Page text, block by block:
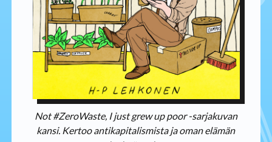
Not #ZeroWaste, I just grew up poor -sarjakuvan
kansi. Kertoo antikapitalismista ja oman elämän